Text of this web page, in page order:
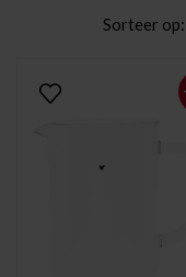
Sorteer op